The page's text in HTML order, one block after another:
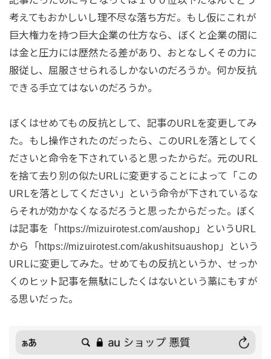
考えてもおかしいし理不尽な落ち方だ。もし仮にこれが
巨大権力を持つ巨大企業の仕方なら、ぼくと企業の間に
は金と圧力には歴然たる差があり、おとなしくその力に
服従し、屈服させられるしかないのだろうか。何か反抗
できる手立てはないのだろうか。
ぼくはせめてもの反抗として、記事のURLを変更してみ
た。もし操作されたのだったら、このURLを落としてく
ださいと命令を下されていると思ったからだ。元のURL
を捨て去り別の似たURLに変更することによって「この
URLを落としてください」という命令が下されているな
らそれが効かなくなるだろうと思ったからだった。ぼく
は記事を「https://mizuirotest.com/aushop」というURL
から「https://mizuirotest.com/akushitsuaushop」という
URLに変更してみた。せめてもの反抗というか、せっか
くのヒット記事を無駄にしたくはないという藁にもすが
る思いだった。